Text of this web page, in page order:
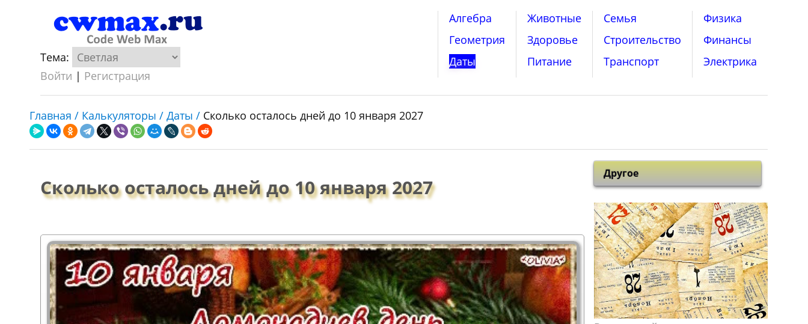
Тема:
Войти | Регистрация
Алгебра
Геометрия
Даты
Животные
Здоровье
Питание
Семья
Строительство
Транспорт
Физика
Финансы
Электрика
Главная / Калькуляторы /Даты / Сколько осталось дней до 10 января 2027
Сколько осталось дней до 10 января 2027
Другое